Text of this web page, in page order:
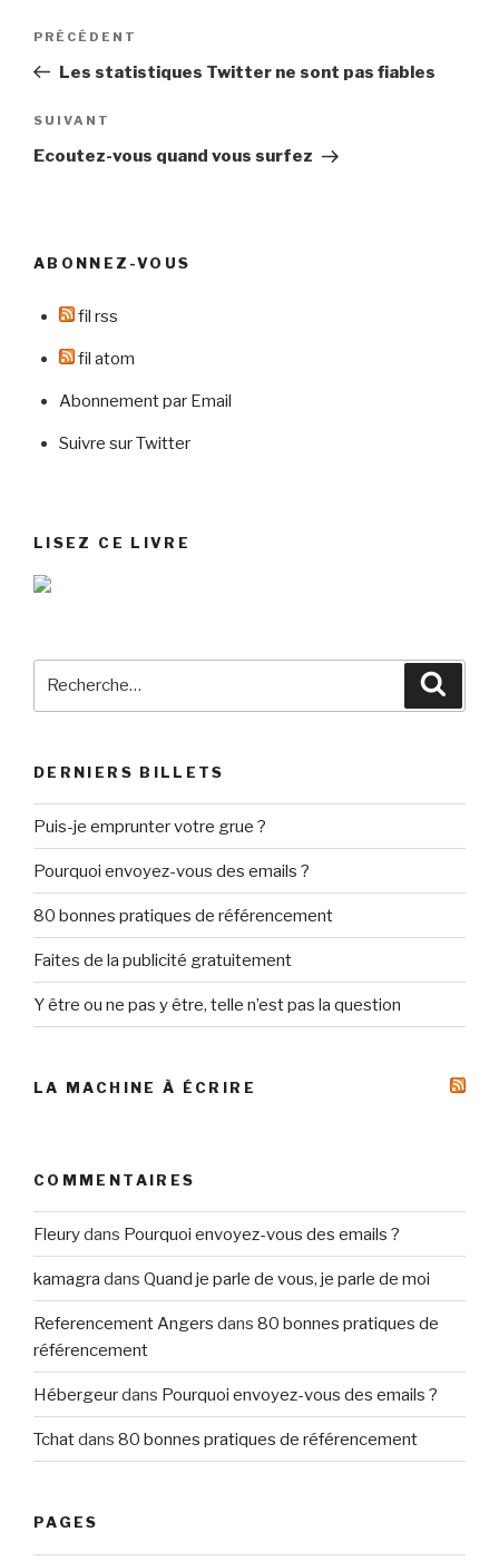
Navigation
l’article
Article
précédent
PRÉCÉDENT
Les statistiques Twitter ne sont pas fiables
Article
suivant
SUIVANT
Ecoutez-vous quand vous surfez
ABONNEZ-VOUS
fil rss
fil atom
Abonnement par Email
Suivre sur Twitter
LISEZ CE LIVRE
DERNIERS BILLETS
Puis-je emprunter votre grue ?
Pourquoi envoyez-vous des emails ?
80 bonnes pratiques de référencement
Faites de la publicité gratuitement
Y être ou ne pas y être, telle n’est pas la question
LA MACHINE À ÉCRIRE
COMMENTAIRES
Fleurydans Pourquoi envoyez-vous des emails ?
kamagra dans Quand je parle de vous, je parle de moi
Referencement Angers dans 80 bonnes pratiques de
référencement
Hébergeurdans Pourquoi envoyez-vous des emails ?
Tchatdans 80 bonnes pratiques de référencement
PAGES